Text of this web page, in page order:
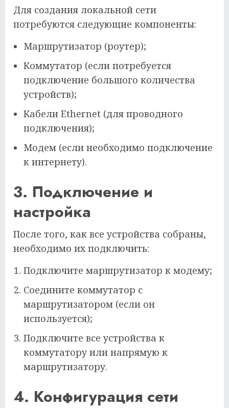
Для создания локальной сети
потребуются следующие компоненты:
Маршрутизатор (роутер);
Коммутатор (если потребуется
подключение большого количества
устройств);
Кабели Ethernet (для проводного
подключения);
Модем (если необходимо подключение
к интернету).
3. Подключение и
настройка
После того, как все устройства собраны,
необходимо их подключить:
Подключите маршрутизатор к модему;
Соедините коммутатор с
маршрутизатором (если он
используется);
Подключите все устройства к
коммутатору или напрямую к
маршрутизатору.
4. Конфигурация сети